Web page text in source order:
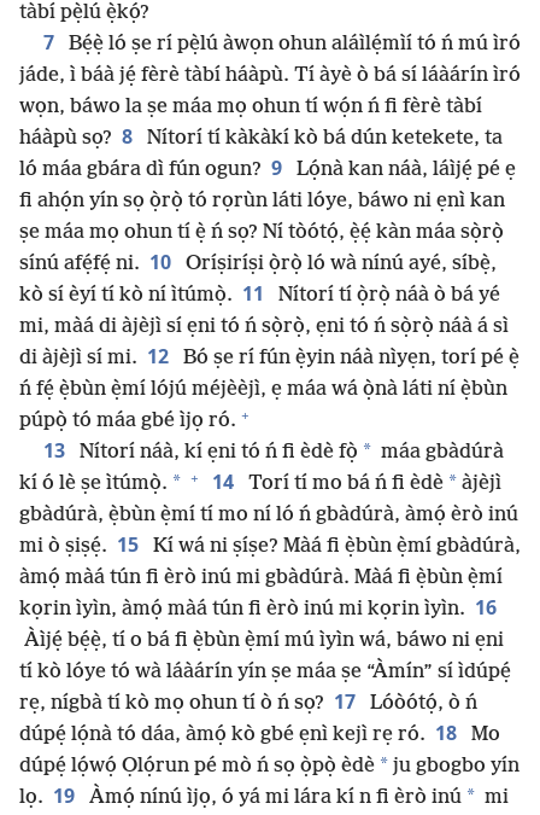
tàbí pẹ̀lú ẹ̀kọ́?
7
Bẹ́ẹ̀ ló ṣe rí pẹ̀lú àwọn ohun aláìlẹ́mìí tó ń mú ìró
jáde, ì báà jẹ́ fèrè tàbí háàpù. Tí àyè ò bá sí láàárín ìró
wọn, báwo la ṣe máa mọ ohun tí wọ́n ń fi fèrè tàbí
háàpù sọ? 8
Nítorí tí kàkàkí kò bá dún ketekete, ta
ló máa gbára dì fún ogun? 9
Lọ́nà kan náà, láìjẹ́ pé ẹ
fi ahọ́n yín sọ ọ̀rọ̀ tó rọrùn láti lóye, báwo ni ẹnì kan
ṣe máa mọ ohun tí ẹ̀ ń sọ? Ní tòótọ́, ẹ̀ẹ́ kàn máa sọ̀rọ̀
sínú afẹ́fẹ́ ni. 10
Oríṣiríṣi ọ̀rọ̀ ló wà nínú ayé, síbẹ̀,
kò sí èyí tí kò ní ìtúmọ̀. 11
Nítorí tí ọ̀rọ̀ náà ò bá yé
mi, màá di àjèjì sí ẹni tó ń sọ̀rọ̀, ẹni tó ń sọ̀rọ̀ náà á sì
di àjèjì sí mi. 12
Bó ṣe rí fún ẹ̀yin náà nìyẹn, torí pé ẹ̀
ń fẹ́ ẹ̀bùn ẹ̀mí lójú méjèèjì, ẹ máa wá ọ̀nà láti ní ẹ̀bùn
púpọ̀ tó máa gbé ìjọ ró. +
13 Nítorí náà, kí ẹni tó ń fi èdè fọ̀ * máa gbàdúrà
kí ó lè ṣe ìtúmọ̀. * + 14 Torí tí mo bá ń fi èdè * àjèjì
gbàdúrà, ẹ̀bùn ẹ̀mí tí mo ní ló ń gbàdúrà, àmọ́ èrò inú
mi ò ṣiṣẹ́. 15
Kí wá ni ṣíṣe? Màá fi ẹ̀bùn ẹ̀mí gbàdúrà,
àmọ́ màá tún fi èrò inú mi gbàdúrà. Màá fi ẹ̀bùn ẹ̀mí
kọrin ìyìn, àmọ́ màá tún fi èrò inú mi kọrin ìyìn. 16
Àìjẹ́ bẹ́ẹ̀, tí o bá fi ẹ̀bùn ẹ̀mí mú ìyìn wá, báwo ni ẹni
tí kò lóye tó wà láàárín yín ṣe máa ṣe “Àmín” sí ìdúpẹ́
rẹ, nígbà tí kò mọ ohun tí ò ń sọ? 17
Lóòótọ́, ò ń
dúpẹ́ lọ́nà tó dáa, àmọ́ kò gbé ẹnì kejì rẹ ró. 18
Mo
dúpẹ́ lọ́wọ́ Ọlọ́run pé mò ń sọ ọ̀pọ̀ èdè * ju gbogbo yín
lọ. 19 Àmọ́ nínú ìjọ, ó yá mi lára kí n fi èrò inú * mi